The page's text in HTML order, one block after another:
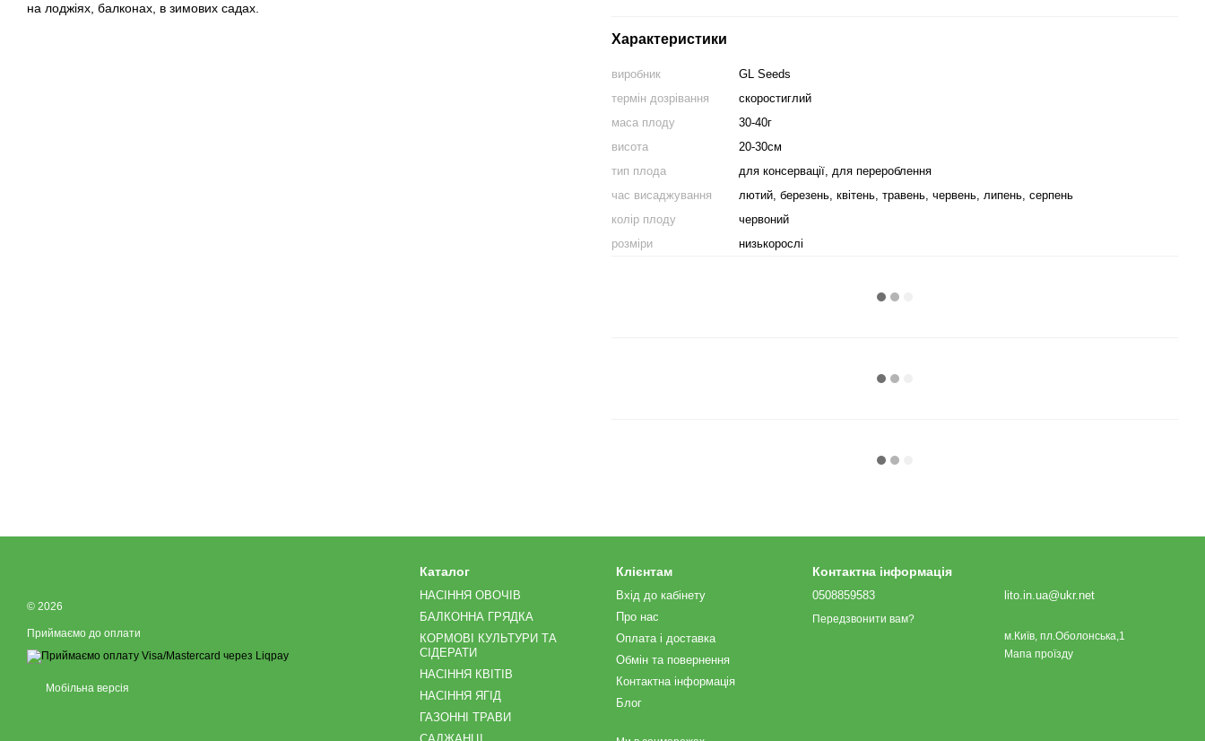
на лоджіях, балконах, в зимових садах.
Характеристики
виробник
GL Seeds
термін дозрівання
скоростиглий
маса плоду
30-40г
висота
20-30см
тип плода
для консервації, для перероблення
час висаджування
лютий, березень, квітень, травень, червень, липень, серпень
колір плоду
червоний
розміри
низькорослі
© 2026
Приймаємо до оплати
Мобільна версія
Каталог
НАСІННЯ ОВОЧІВ
БАЛКОННА ГРЯДКА
КОРМОВІ КУЛЬТУРИ ТА
СІДЕРАТИ
НАСІННЯ КВІТІВ
НАСІННЯ ЯГІД
ГАЗОННІ ТРАВИ
Клієнтам
Вхід до кабінету
Про нас
Оплата і доставка
Обмін та повернення
Контактна інформація
Блог
Контактна інформація
0508859583
Передзвонити вам?
lito.in.ua@ukr.net
м.Київ, пл.Оболонська,1
Мапа проїзду